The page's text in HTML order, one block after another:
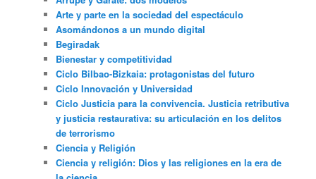
Arte y parte en la sociedad del espectáculo
Asomándonos a un mundo digital
Begiradak
Bienestar y competitividad
Ciclo Bilbao-Bizkaia: protagonistas del futuro
Ciclo Innovación y Universidad
Ciclo Justicia para la convivencia. Justicia retributiva
y justicia restaurativa: su articulación en los delitos
de terrorismo
Ciencia y Religión
Ciencia y religión: Dios y las religiones en la era de